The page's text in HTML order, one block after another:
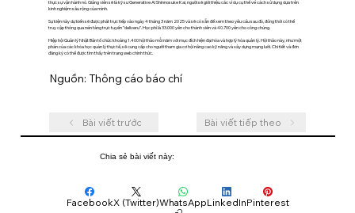
thực sự vận hành nó. Giảng viên sẽ là kỹ sư Generative AI Shinnosuke Kai, người sẽ giới thiệu các ví dụ cụ thể về cách sử dụng dựa trên
kinh nghiệm sâu rộng của mình.
Sự kiện này dự kiến ​​sẽ được phát trực tiếp vào ngày 4 tháng 3 năm 2025 và sẽ có sẵn để xem theo yêu cầu sau đó, đồng thời có thể
truy cập thông qua nền tảng trực tuyến "deliveru". Học phí là 33.000 yên cho thành viên và 40.700 yên cho công chúng.
Hiệp hội Quản lý Nhật Bản tổ chức khoảng 1.400 hội thảo mỗi năm với mục đích hiện đại hóa và hợp lý hóa quản lý. Hội thảo này, như một
phần của các khóa học quản lý thực tế, sẽ cung cấp cho người tham gia cơ hội nâng cao kỹ năng và xây dựng mạng lưới. Chi tiết và đơn
đăng ký có thể được tìm thấy trên trang web chính thức.
Nguồn: Thông cáo báo chí
Bài viết trước Bài viết tiếp theo
Chia sẻ bài viết này:
FacebookX (Twitter)WhatsAppLinkedInPinterest